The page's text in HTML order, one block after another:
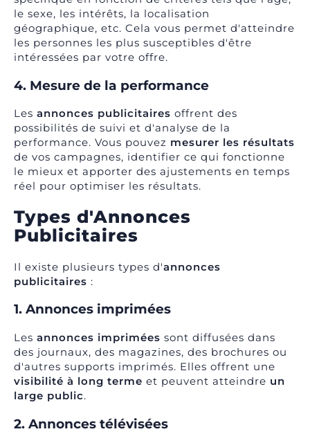
le sexe, les intérêts, la localisation
géographique, etc. Cela vous permet d'atteindre
les personnes les plus susceptibles d'être
intéressées par votre offre.
4. Mesure de la performance
Les annonces publicitaires offrent des
possibilités de suivi et d'analyse de la
performance. Vous pouvez mesurer les résultats
de vos campagnes, identifier ce qui fonctionne
le mieux et apporter des ajustements en temps
réel pour optimiser les résultats.
Types d'Annonces
Publicitaires
Il existe plusieurs types d'annonces
publicitaires :
1. Annonces imprimées
Les annonces imprimées sont diffusées dans
des journaux, des magazines, des brochures ou
d'autres supports imprimés. Elles offrent une
visibilité à long terme et peuvent atteindre un
large public.
2. Annonces télévisées